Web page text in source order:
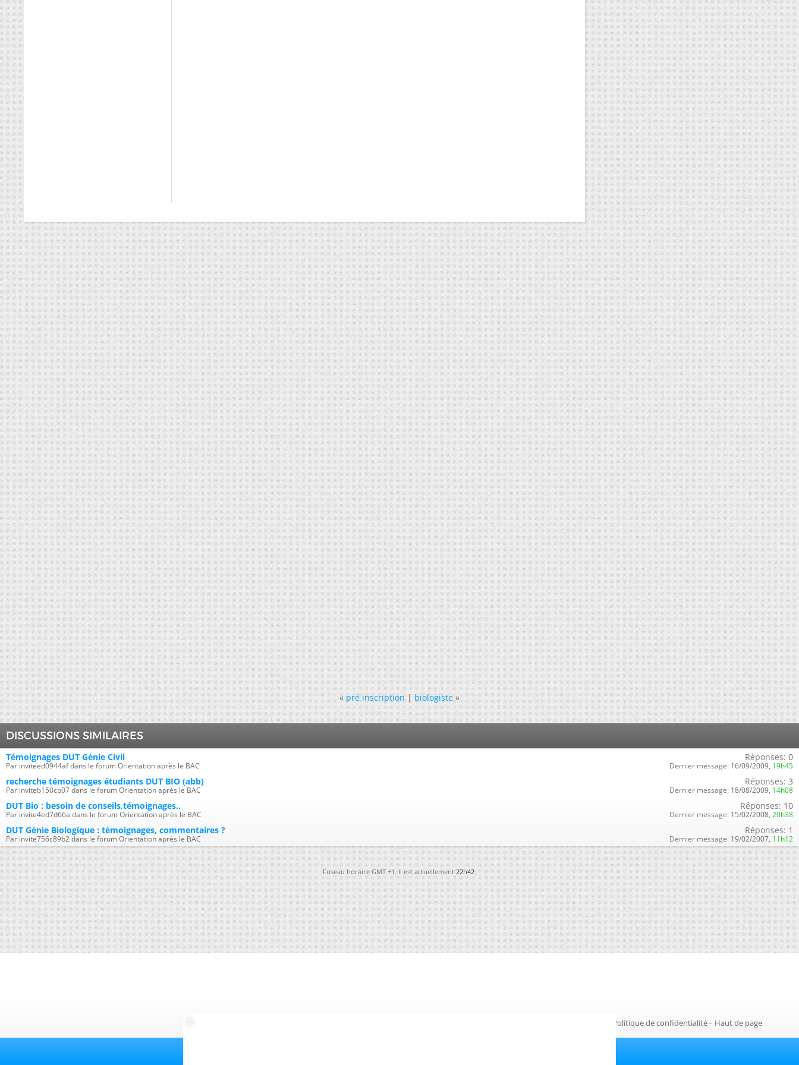
« pré inscription|biologiste »
DISCUSSIONS SIMILAIRES
Témoignages DUT Génie Civil
Par inviteed0944af dans le forum Orientation après le BAC
Réponses: 0
Dernier message: 16/09/2009, 19h45
recherche témoignages étudiants DUT BIO (abb)
Par inviteb150cb07 dans le forum Orientation après le BAC
Réponses: 3
Dernier message: 18/08/2009, 14h08
DUT Bio : besoin de conseils,témoignages..
Par invite4ed7d66a dans le forum Orientation après le BAC
Réponses: 10
Dernier message: 15/02/2008, 20h38
DUT Génie Biologique : témoignages, commentaires ?
Par invite756c89b2 dans le forum Orientation après le BAC
Réponses: 1
Dernier message: 19/02/2007, 11h12
Fuseau horaire GMT +1. Il est actuellement22h42.
Politique de confidentialité- Haut de page